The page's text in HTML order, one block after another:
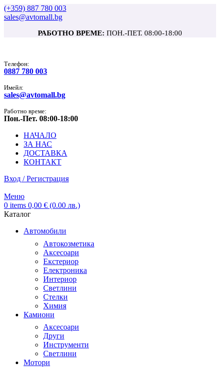
(+359) 887 780 003
sales@avtomall.bg
РАБОТНО ВРЕМЕ: ПОН.-ПЕТ. 08:00-18:00
Tелефон:
0887 780 003
Имейл:
sales@avtomall.bg
Работно време:
Пон.-Пет. 08:00-18:00
НАЧАЛО
ЗА НАС
ДОСТАВКА
КОНТАКТ
Вход / Регистрация
Меню
0 items 0,00 € (0.00 лв.)
Каталог
Автомобили
Автокозметика
Аксесоари
Екстериор
Електроника
Интериор
Светлини
Стелки
Химия
Камиони
Аксесоари
Други
Инструменти
Светлини
Мотори